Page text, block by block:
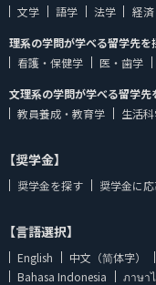
文学
語学 法学 経
理系の学問が学べる留学先を
看護・保健学
医・歯学
文理系の学問が学べる留学先
教員養成・教育学
生活
【奨学金】
奨学金を探す 奨学金に
【言語選択】
English 中文（简体字）
Bahasa Indonesia
ภาษา